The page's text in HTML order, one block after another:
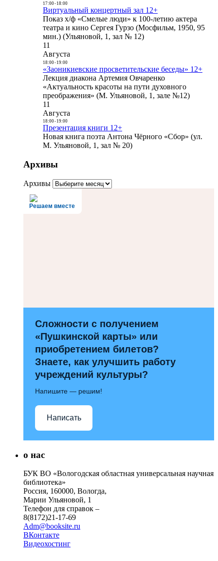
17:00- 18:00
Виртуальный концертный зал 12+
Показ х/ф «Смелые люди» к 100-летию актера
театра и кино Сергея Гурзо (Мосфильм, 1950, 95
мин.) (Ульяновой, 1, зал № 12)
11
Августа
18:00- 19:00
«Заоникиевские просветительские беседы» 12+
Лекция диакона Артемия Овчаренко
«Актуальность красоты на пути духовного
преображения» (М. Ульяновой, 1, зале №12)
11
Августа
18:00- 19:00
Презентация книги 12+
Новая книга поэта Антона Чёрного «Сбор» (ул.
М. Ульяновой, 1, зал № 20)
Архивы
Архивы
Решаем вместе
Сложности с получением
«Пушкинской карты» или
приобретением билетов?
Знаете, как улучшить работу
учреждений культуры?
Напишите — решим!
Написать
о нас
БУК ВО «Вологодская областная универсальная научная
библиотека»
Россия, 160000, Вологда,
Марии Ульяновой, 1
Телефон для справок –
8(8172)21-17-69
Adm@booksite.ru
ВКонтакте
Видеохостинг